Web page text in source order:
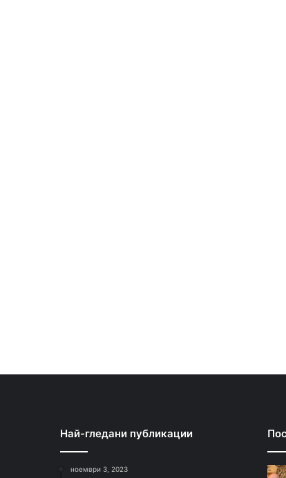
Най-гледани публикации
ноември 3, 2023